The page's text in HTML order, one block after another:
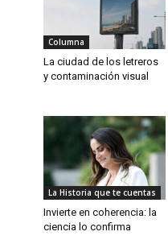
Columna
La ciudad de los letreros
y contaminación visual
La Historia que te cuentas
Invierte en coherencia: la
ciencia lo confirma